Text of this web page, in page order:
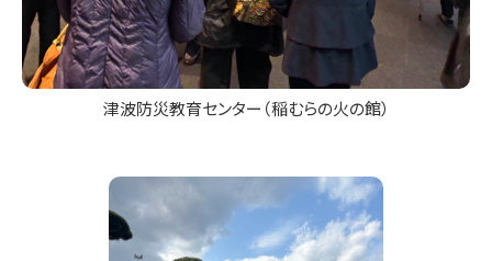
津波防災教育センター（稲むらの火の館）